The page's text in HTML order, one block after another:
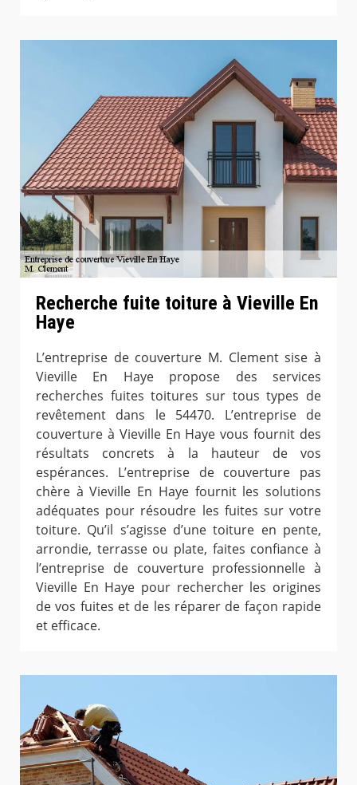
Recherche fuite toiture à Vieville En
Haye
L’entreprise de couverture M. Clement sise à
Vieville En Haye propose des services
recherches fuites toitures sur tous types de
revêtement dans le 54470. L’entreprise de
couverture à Vieville En Haye vous fournit des
résultats concrets à la hauteur de vos
espérances. L’entreprise de couverture pas
chère à Vieville En Haye fournit les solutions
adéquates pour résoudre les fuites sur votre
toiture. Qu’il s’agisse d’une toiture en pente,
arrondie, terrasse ou plate, faites confiance à
l’entreprise de couverture professionnelle à
Vieville En Haye pour rechercher les origines
de vos fuites et de les réparer de façon rapide
et efficace.